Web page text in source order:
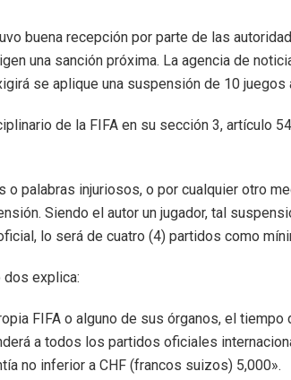
buena recepción por parte de las
una sanción próxima. La agencia de
se aplique una suspensión de 10 juegos
de la FIFA en su sección 3, artículo
o palabras injuriosos, o por cualquier otro
Siendo el autor un jugador, tal
lo será de cuatro (4) partidos como
dos explica:
FIFA o alguno de sus órganos, el tiempo
a todos los partidos oficiales
no inferior a CHF (francos suizos) 5,000».